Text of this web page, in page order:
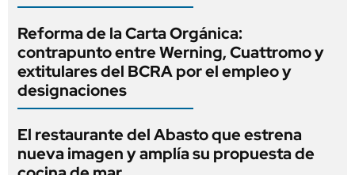
Reforma de la Carta Orgánica:
contrapunto entre Werning, Cuattromo y
extitulares del BCRA por el empleo y
designaciones
El restaurante del Abasto que estrena
nueva imagen y amplía su propuesta de